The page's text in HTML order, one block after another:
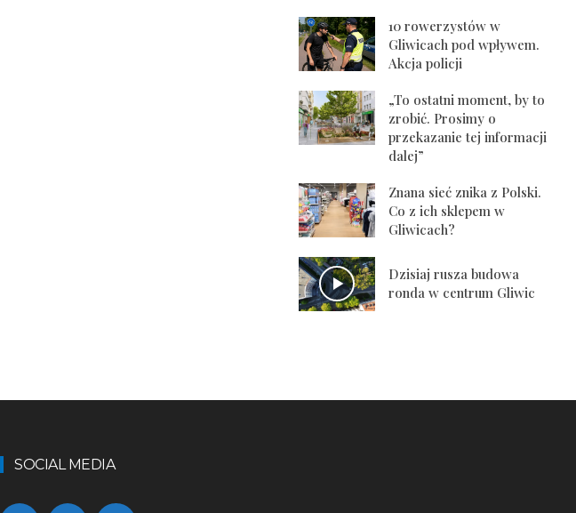
10 rowerzystów w
Gliwicach pod wpływem.
Akcja policji
„To ostatni moment, by to
zrobić. Prosimy o
przekazanie tej informacji
dalej”
Znana sieć znika z Polski.
Co z ich sklepem w
Gliwicach?
Dzisiaj rusza budowa
ronda w centrum Gliwic
SOCIAL MEDIA